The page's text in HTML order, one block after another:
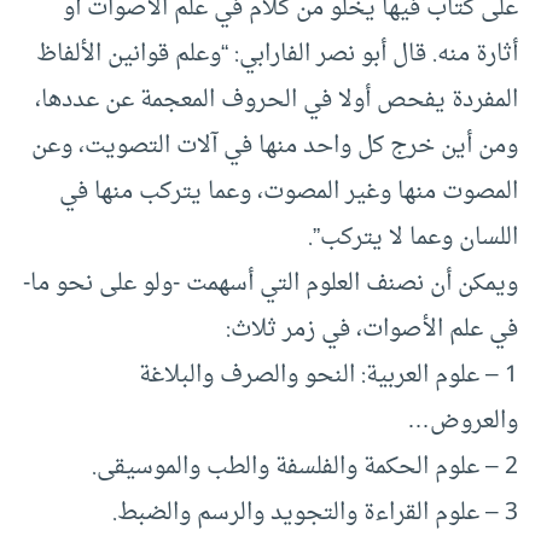
أثارة منه. قال أبو نصر الفارابي: “وعلم قوانين الألفاظ
المفردة يفحص أولا في الحروف المعجمة عن عددها،
ومن أين خرج كل واحد منها في آلات التصويت، وعن
المصوت منها وغير المصوت، وعما يتركب منها في
اللسان وعما لا يتركب”.
ويمكن أن نصنف العلوم التي أسهمت -ولو على نحو ما-
في علم الأصوات، في زمر ثلاث:
1 – علوم العربية: النحو والصرف والبلاغة
والعروض…
2 – علوم الحكمة والفلسفة والطب والموسيقى.
3 – علوم القراءة والتجويد والرسم والضبط.